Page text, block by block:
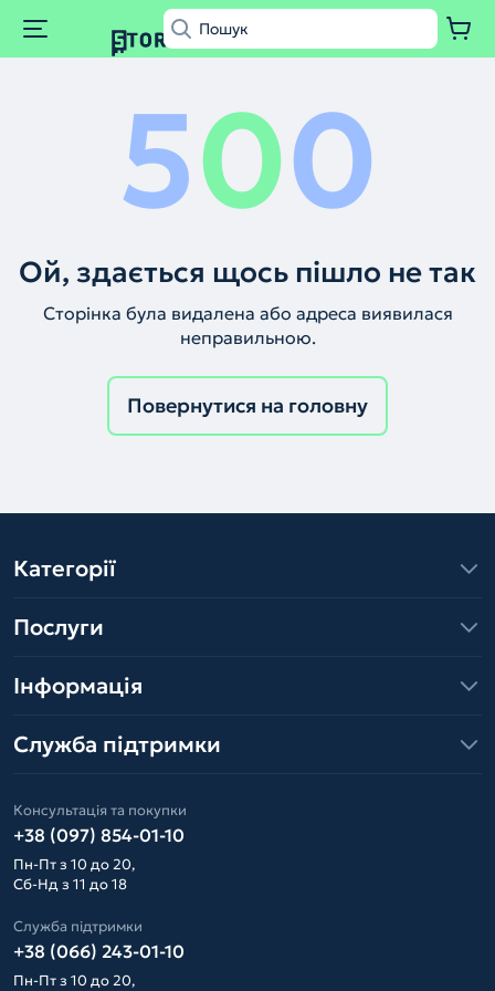
500
Ой, здається щось пішло не так
Сторінка була видалена або адреса виявилася
неправильною.
Повернутися на головну
Категорії
Послуги
Інформація
Служба підтримки
Консультація та покупки
+38 (097) 854-01-10
Пн-Пт з 10 до 20,
Сб-Нд з 11 до 18
Служба підтримки
+38 (066) 243-01-10
Пн-Пт з 10 до 20,